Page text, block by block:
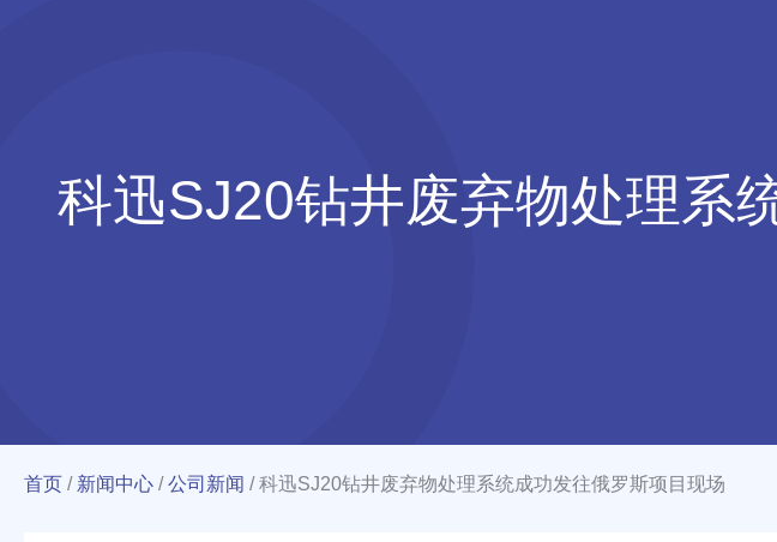
科迅SJ20钻井废弃物处理系
首页 / 新闻中心 /公司新闻 /科迅SJ20钻井废弃物处理系统成功发往俄罗斯项目现场